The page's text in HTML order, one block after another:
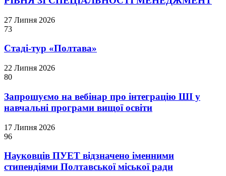
27 Липня 2026
73
Стаді-тур «Полтава»
22 Липня 2026
80
Запрошуємо на вебінар про інтеграцію ШІ у
навчальні програми вищої освіти
17 Липня 2026
96
Науковців ПУЕТ відзначено іменними
стипендіями Полтавської міської ради